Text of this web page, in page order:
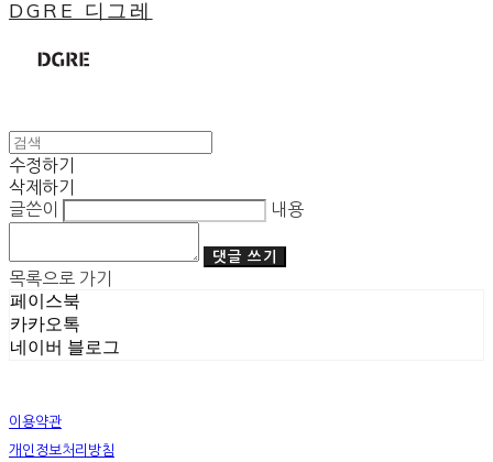
DGRE 디그레
수정하기
삭제하기
글쓴이
내용
댓글 쓰기
목록으로 가기
페이스북
카카오톡
네이버 블로그
이용약관
개인정보처리방침